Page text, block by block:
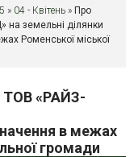
» 04 - Квітень » Про
земельні ділянки
Роменської міської
ТОВ «РАЙЗ-
в межах
громади